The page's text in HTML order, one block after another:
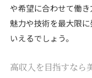
や希望に合わせて働
魅力や技術を最大限
いえるでしょう。
高収入を目指すなら